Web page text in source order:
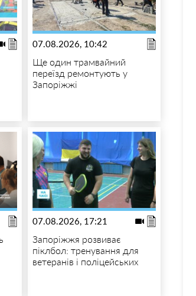
07.08.2026, 10:42
Ще один трамвайний
переїзд ремонтують у
Запоріжжі
07.08.2026, 17:21
Запоріжжя розвиває
піклбол: тренування для
ветеранів і поліцейських